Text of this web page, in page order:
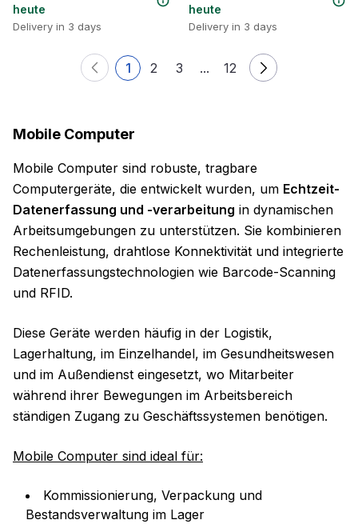
heute
Delivery in 3 days
heute
Delivery in 3 days
1 2 3 ... 12
Mobile Computer
Mobile Computer sind robuste, tragbare
Computergeräte, die entwickelt wurden, um Echtzeit-
Datenerfassung und -verarbeitung in dynamischen
Arbeitsumgebungen zu unterstützen. Sie kombinieren
Rechenleistung, drahtlose Konnektivität und integrierte
Datenerfassungstechnologien wie Barcode-Scanning
und RFID.
Diese Geräte werden häufig in der Logistik,
Lagerhaltung, im Einzelhandel, im Gesundheitswesen
und im Außendienst eingesetzt, wo Mitarbeiter
während ihrer Bewegungen im Arbeitsbereich
ständigen Zugang zu Geschäftssystemen benötigen.
Mobile Computer sind ideal für:
Kommissionierung, Verpackung und
Bestandsverwaltung im Lager